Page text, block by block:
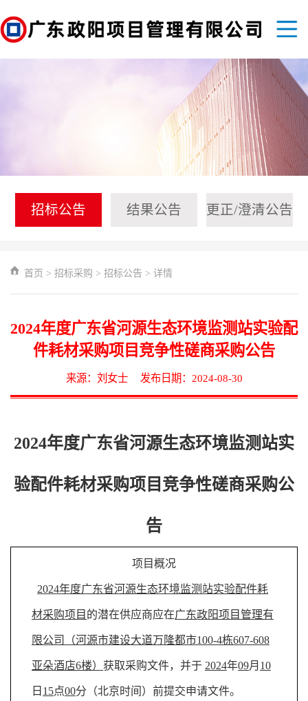
招标公告 结果公告 更正/澄清公告
首页 > 招标采购 > 招标公告 > 详情
2024年度广东省河源生态环境监测站实验配
件耗材采购项目竞争性磋商采购公告
来源：刘女士 发布日期：2024-08-30
2024年度广东省河源生态环境监测站实
验配件耗材采购项目 竞争性磋商采购公
告
项目概况
2024年度广东省河源生态环境监测站实验配件耗
材采购项目 的潜在供应商应在广东政阳项目管理有
限公司 （河源市建设大道万隆都市100-4栋607-608
亚朵酒店6楼） 获取采购文件，并于 2024年09月 10
日 15点00分 （北京时间）前提交申请文件。